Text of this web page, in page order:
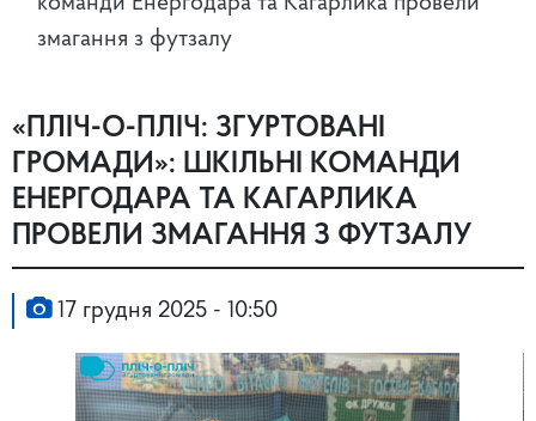
змагання з футзалу
«ПЛІЧ-О-ПЛІЧ: ЗГУРТОВАНІ
ГРОМАДИ»: ШКІЛЬНІ КОМАНДИ
ЕНЕРГОДАРА ТА КАГАРЛИКА
ПРОВЕЛИ ЗМАГАННЯ З ФУТЗАЛУ
17 грудня 2025 - 10:50